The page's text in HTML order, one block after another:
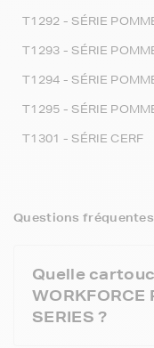
T1292 - SÉRIE
T1293 - SÉRIE
T1294 - SÉRIE
T1295 - SÉRIE
T1301 - SÉRIE CERF
Questions fréquentes
Quelle
WORKFORCE
SERIES ?